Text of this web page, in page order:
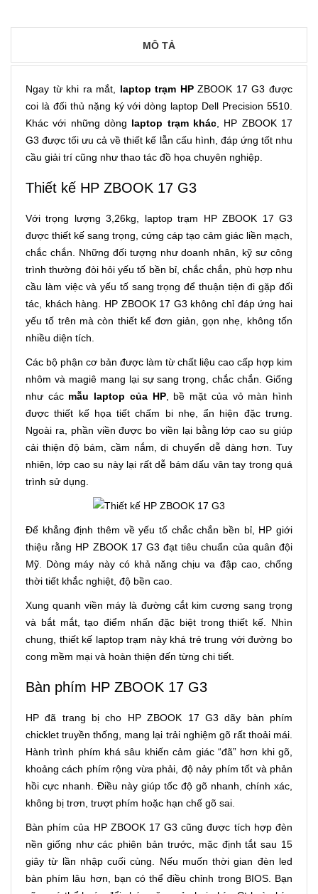
MÔ TẢ
Ngay từ khi ra mắt, laptop trạm HPZBOOK 17 G3 được
coi là đối thủ nặng ký với dòng laptop Dell Precision 5510.
Khác với những dòng laptop trạm khác , HP ZBOOK 17
G3 được tối ưu cả về thiết kế lẫn cấu hình, đáp ứng tốt nhu
cầu giải trí cũng như thao tác đồ họa chuyên nghiệp.
Thiết kế HP ZBOOK 17 G3
Với trọng lượng 3,26kg, laptop trạm HP ZBOOK 17 G3
được thiết kế sang trọng, cứng cáp tạo cảm giác liền mạch,
chắc chắn. Những đối tượng như doanh nhân, kỹ sư công
trình thường đòi hỏi yếu tố bền bỉ, chắc chắn, phù hợp nhu
cầu làm việc và yếu tố sang trọng để thuận tiện đi gặp đối
tác, khách hàng. HP ZBOOK 17 G3 không chỉ đáp ứng hai
yếu tố trên mà còn thiết kế đơn giản, gọn nhẹ, không tốn
nhiều diện tích.
Các bộ phận cơ bản được làm từ chất liệu cao cấp hợp kim
nhôm và magiê mang lại sự sang trọng, chắc chắn. Giống
như các mẫu laptop của HP, bề mặt của vỏ màn hình
được thiết kế họa tiết chấm bi nhẹ, ẩn hiện đặc trưng.
Ngoài ra, phần viền được bo viền lại bằng lớp cao su giúp
cải thiện độ bám, cầm nắm, di chuyển dễ dàng hơn. Tuy
nhiên, lớp cao su này lại rất dễ bám dấu vân tay trong quá
trình sử dụng.
Để khẳng định thêm về yếu tố chắc chắn bền bỉ, HP giới
thiệu rằng HP ZBOOK 17 G3 đạt tiêu chuẩn của quân đội
Mỹ. Dòng máy này có khả năng chịu va đập cao, chống
thời tiết khắc nghiệt, độ bền cao.
Xung quanh viền máy là đường cắt kim cương sang trọng
và bắt mắt, tạo điểm nhấn đặc biệt trong thiết kế. Nhìn
chung, thiết kế laptop trạm này khá trẻ trung với đường bo
cong mềm mại và hoàn thiện đến từng chi tiết.
Bàn phím HP ZBOOK 17 G3
HP đã trang bị cho HP ZBOOK 17 G3 dãy bàn phím
chicklet truyền thống, mang lại trải nghiệm gõ rất thoải mái.
Hành trình phím khá sâu khiến cảm giác “đã” hơn khi gõ,
khoảng cách phím rộng vừa phải, độ nảy phím tốt và phản
hồi cực nhanh. Điều này giúp tốc độ gõ nhanh, chính xác,
không bị trơn, trượt phím hoặc hạn chế gõ sai.
Bàn phím của HP ZBOOK 17 G3 cũng được tích hợp đèn
nền giống như các phiên bản trước, mặc định tắt sau 15
giây từ lần nhập cuối cùng. Nếu muốn thời gian đèn led
bàn phím lâu hơn, bạn có thể điều chỉnh trong BIOS. Bạn